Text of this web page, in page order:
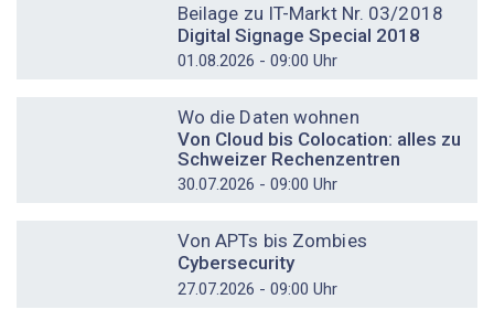
Beilage zu IT-Markt Nr. 03/2018
Digital Signage Special 2018
01.08.2026 - 09:00 Uhr
Wo die Daten wohnen
Von Cloud bis Colocation: alles zu
Schweizer Rechenzentren
30.07.2026 - 09:00 Uhr
Von APTs bis Zombies
Cybersecurity
27.07.2026 - 09:00 Uhr